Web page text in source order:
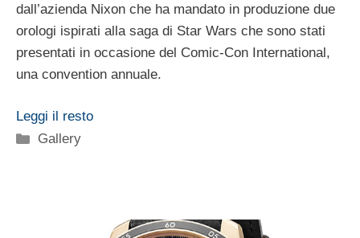
dall’azienda Nixon che ha mandato in produzione due
orologi ispirati alla saga di Star Wars che sono stati
presentati in occasione del Comic-Con International,
una convention annuale.
Leggi il resto
Categorie
Gallery